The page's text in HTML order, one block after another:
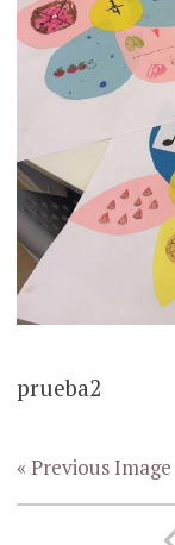
prueba2
« Previous Image
Ziņu